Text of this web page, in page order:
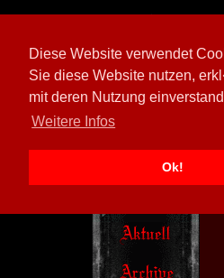
Diese Website verwendet
Sie diese Website nutzen,
mit deren Nutzung
Weitere Infos
Ok!
[ 597026/M3]